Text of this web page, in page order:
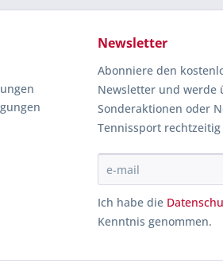
Newsletter
Abonniere den
Newsletter und werde
Sonderaktionen oder
Tennissport
Ich habe die
Kenntnis genommen.